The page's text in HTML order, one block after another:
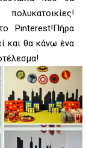
Pinterest!Πήρα
και θα κάνω ένα